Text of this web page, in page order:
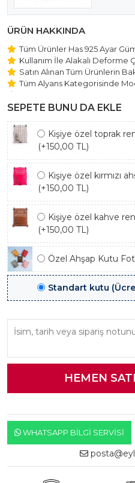
ÜRÜN HAKKINDA
Tüm Ürünler Has 925 Ayar
Kullanım İle Alakalı Deforme
Satın Alınan Tüm Ürünlerin
Tüm Alyans Kategorisinde
Beştaş Tektaş Kolye ve
ile Hareket Edilmektedir.
SEPETE BUNU DA EKLE
Kişiye özel toprak
(+150,00 TL)
Kişiye özel kırmızı
(+150,00 TL)
Kişiye özel kahve
(+150,00 TL)
Özel Ahşap Kutu
Standart kutu
WHATSAPP BILGI SERVISI